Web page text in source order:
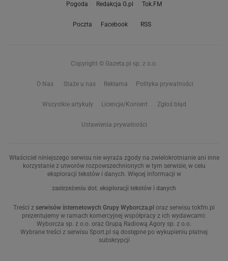
Pogoda Redakcja G.pl Tok.FM
Poczta Facebook RSS
Copyright © Gazeta.pl sp. z o.o.
O Nas Staże u nas Reklama Polityka prywatności
Wszystkie artykuły Licencje/Kontent Zgłoś błąd
Ustawienia prywatności
Właściciel niniejszego serwisu nie wyraża zgody na zwielokrotnianie ani inne
korzystanie z utworów rozpowszechnionych w tym serwisie, w celu
eksploracji tekstów i danych. Więcej informacji w
zastrzeżeniu dot. eksploracji tekstów i danych
Treści z serwisów internetowych Grupy Wyborcza.pl oraz serwisu tokfm.pl
prezentujemy w ramach komercyjnej współpracy z ich wydawcami:
Wyborcza sp. z o.o. oraz Grupą Radiową Agory sp. z o.o.
Wybrane treści z serwisu Sport.pl są dostępne po wykupieniu płatnej
subskrypcji